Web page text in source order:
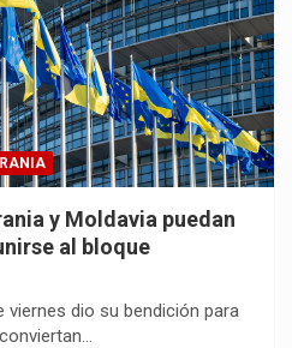
y Moldavia puedan
al bloque
viernes dio su bendición para